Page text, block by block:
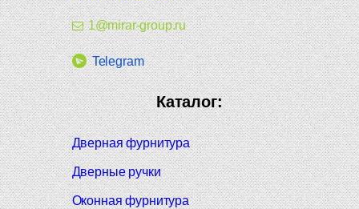
1@mirar-group.ru
Telegram
Каталог:
Дверная фурнитура
Дверные ручки
Оконная фурнитура